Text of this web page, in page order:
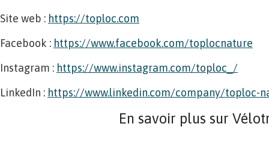
Site web : https://toploc.com
Facebook : https://www.facebook.com/toplocnature
Instagram : https://www.instagram.com/toploc_/
LinkedIn : https://www.linkedin.com/company/toploc-
En savoir plus sur